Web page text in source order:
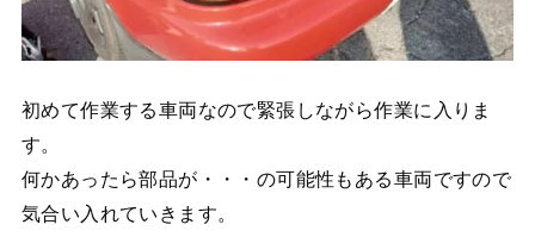
初めて作業する車両なので緊張しながら作業に入りま
す。
何かあったら部品が・・・の可能性もある車両ですので
気合い入れていきます。